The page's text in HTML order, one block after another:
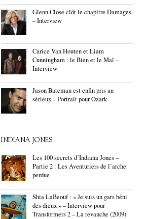
Glenn Close clôt le chapitre Damages
– Interview
Carice Van Houten et Liam
Cunningham : le Bien et le Mal –
Interview
Jason Bateman est enfin pris au
sérieux – Portrait pour Ozark
INDIANA JONES
Les 100 secrets d’Indiana Jones –
Partie 2 : Les Aventuriers de l’arche
perdue
Shia LaBeouf : « Je suis un gars béni
des dieux » – Interview pour
Transformers 2 – La revanche (2009)